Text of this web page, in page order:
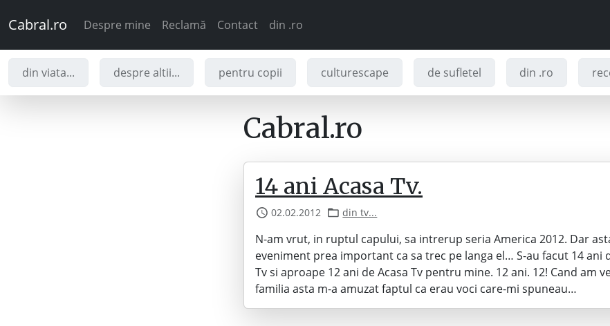
Cabral.ro Despre mine Reclamă Contact din .ro
din viata... despre altii... pentru copii culturescape de sufletel din .ro
Cabral.ro
14 ani Acasa Tv.
02.02.2012 din tv...
N-am vrut, in ruptul capului, sa intrerup seria America 2012. Dar
eveniment prea important ca sa trec pe langa el… S-au facut 14 ani
Tv si aproape 12 ani de Acasa Tv pentru mine. 12 ani. 12! Cand am
familia asta m-a amuzat faptul ca erau voci care-mi spuneau…